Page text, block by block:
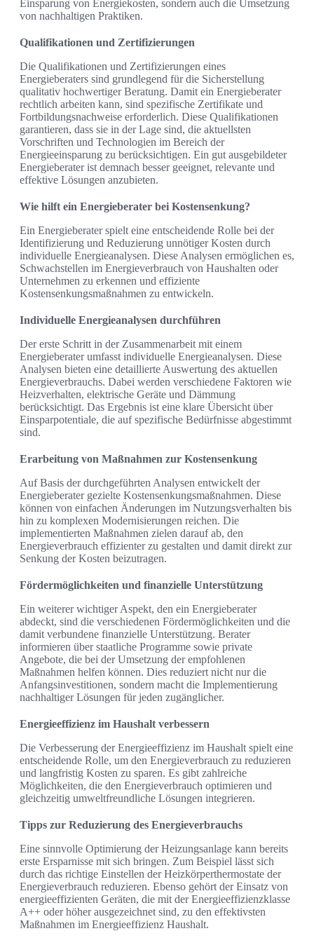
Einsparung von Energiekosten, sondern auch die Umsetzung
von nachhaltigen Praktiken.
Qualifikationen und Zertifizierungen
Die Qualifikationen und Zertifizierungen eines
Energieberaters sind grundlegend für die Sicherstellung
qualitativ hochwertiger Beratung. Damit ein Energieberater
rechtlich arbeiten kann, sind spezifische Zertifikate und
Fortbildungsnachweise erforderlich. Diese Qualifikationen
garantieren, dass sie in der Lage sind, die aktuellsten
Vorschriften und Technologien im Bereich der
Energieeinsparung zu berücksichtigen. Ein gut ausgebildeter
Energieberater ist demnach besser geeignet, relevante und
effektive Lösungen anzubieten.
Wie hilft ein Energieberater bei Kostensenkung?
Ein Energieberater spielt eine entscheidende Rolle bei der
Identifizierung und Reduzierung unnötiger Kosten durch
individuelle Energieanalysen. Diese Analysen ermöglichen es,
Schwachstellen im Energieverbrauch von Haushalten oder
Unternehmen zu erkennen und effiziente
Kostensenkungsmaßnahmen zu entwickeln.
Individuelle Energieanalysen durchführen
Der erste Schritt in der Zusammenarbeit mit einem
Energieberater umfasst individuelle Energieanalysen. Diese
Analysen bieten eine detaillierte Auswertung des aktuellen
Energieverbrauchs. Dabei werden verschiedene Faktoren wie
Heizverhalten, elektrische Geräte und Dämmung
berücksichtigt. Das Ergebnis ist eine klare Übersicht über
Einsparpotentiale, die auf spezifische Bedürfnisse abgestimmt
sind.
Erarbeitung von Maßnahmen zur Kostensenkung
Auf Basis der durchgeführten Analysen entwickelt der
Energieberater gezielte Kostensenkungsmaßnahmen. Diese
können von einfachen Änderungen im Nutzungsverhalten bis
hin zu komplexen Modernisierungen reichen. Die
implementierten Maßnahmen zielen darauf ab, den
Energieverbrauch effizienter zu gestalten und damit direkt zur
Senkung der Kosten beizutragen.
Fördermöglichkeiten und finanzielle Unterstützung
Ein weiterer wichtiger Aspekt, den ein Energieberater
abdeckt, sind die verschiedenen Fördermöglichkeiten und die
damit verbundene finanzielle Unterstützung. Berater
informieren über staatliche Programme sowie private
Angebote, die bei der Umsetzung der empfohlenen
Maßnahmen helfen können. Dies reduziert nicht nur die
Anfangsinvestitionen, sondern macht die Implementierung
nachhaltiger Lösungen für jeden zugänglicher.
Energieeffizienz im Haushalt verbessern
Die Verbesserung der Energieeffizienz im Haushalt spielt eine
entscheidende Rolle, um den Energieverbrauch zu reduzieren
und langfristig Kosten zu sparen. Es gibt zahlreiche
Möglichkeiten, die den Energieverbrauch optimieren und
gleichzeitig umweltfreundliche Lösungen integrieren.
Tipps zur Reduzierung des Energieverbrauchs
Eine sinnvolle Optimierung der Heizungsanlage kann bereits
erste Ersparnisse mit sich bringen. Zum Beispiel lässt sich
durch das richtige Einstellen der Heizkörperthermostate der
Energieverbrauch reduzieren. Ebenso gehört der Einsatz von
energieeffizienten Geräten, die mit der Energieeffizienzklasse
A++ oder höher ausgezeichnet sind, zu den effektivsten
Maßnahmen im Energieeffizienz Haushalt.